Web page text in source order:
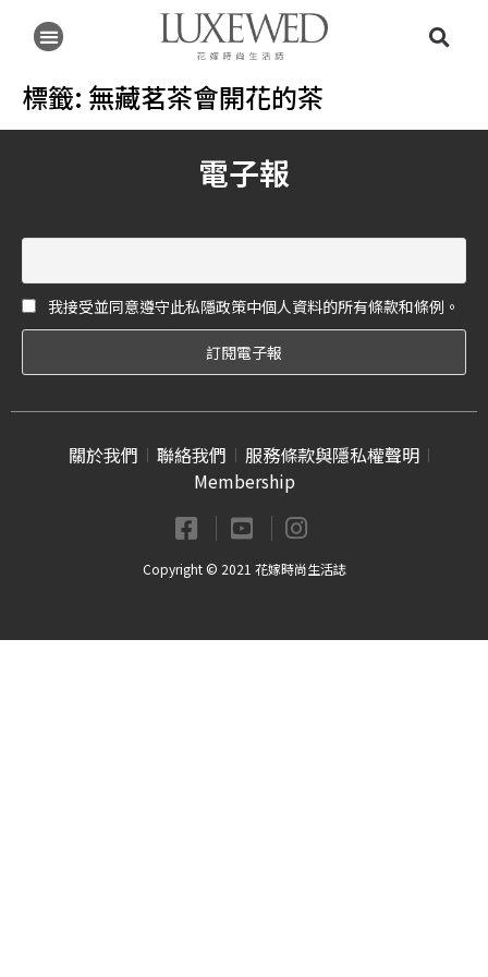
標籤: 無藏茗茶會開花的茶
電子報
我接受並同意遵守此私隱政策中個人資料的所有條款和條例。
關於我們 聯絡我們
服務條款與隱私權聲明
Membership
Copyright © 2021 花嫁時尚生活誌